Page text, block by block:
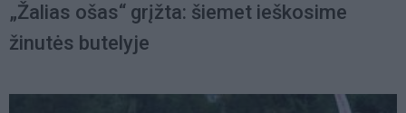
„Žalias ošas“ grįžta: šiemet ieškosime
žinutės butelyje